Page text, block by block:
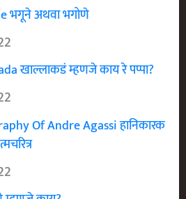
भगूने अथवा भगोणे
खाल्लाकडं म्हणजे काय रे पप्पा?
Of Andre Agassi हानिकारक